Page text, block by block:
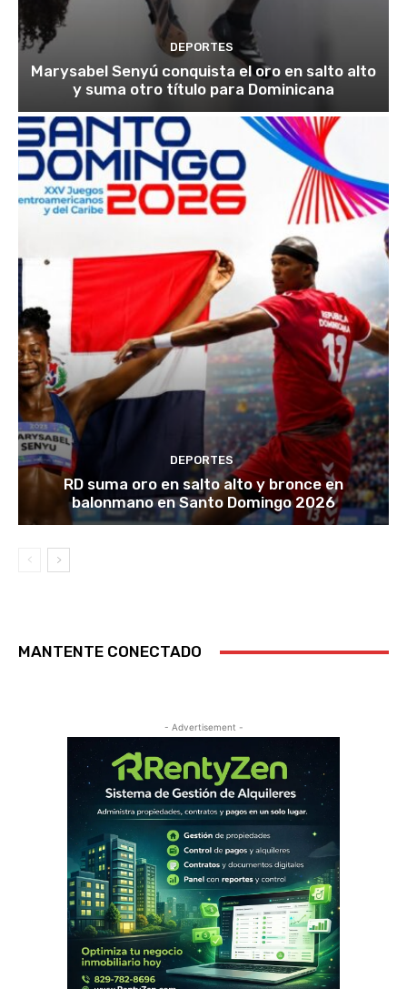
DEPORTES
Marysabel Senyú conquista el oro en salto alto
y suma otro título para Dominicana
DEPORTES
RD suma oro en salto alto y bronce en
balonmano en Santo Domingo 2026
MANTENTE CONECTADO
- Advertisement -